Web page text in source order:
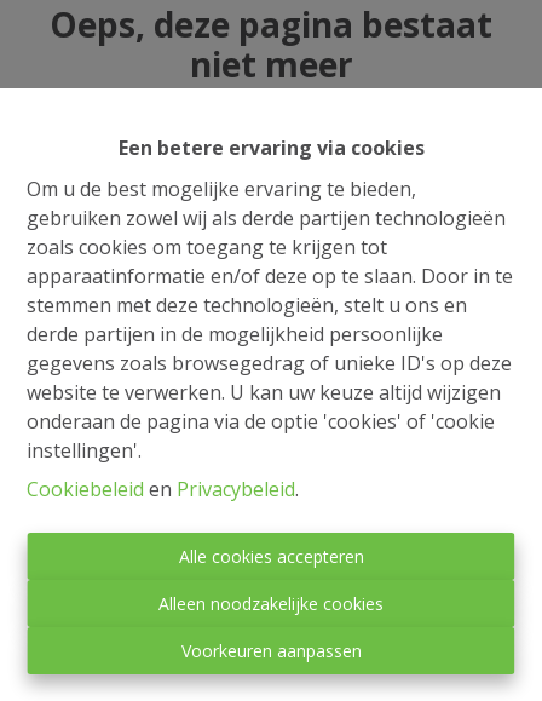
Een betere ervaring via cookies
Om u de best mogelijke ervaring te bieden,
gebruiken zowel wij als derde partijen technologieën
zoals cookies om toegang te krijgen tot
apparaatinformatie en/of deze op te slaan. Door in te
stemmen met deze technologieën, stelt u ons en
derde partijen in de mogelijkheid persoonlijke
gegevens zoals browsegedrag of unieke ID's op deze
website te verwerken. U kan uw keuze altijd wijzigen
onderaan de pagina via de optie 'cookies' of 'cookie
instellingen'.
Cookiebeleid en Privacybeleid.
Alle cookies accepteren
Alleen noodzakelijke cookies
Voorkeuren aanpassen
Oeps, deze pagina bestaat
niet meer
Te koop Te huur
Toezichthoudende autoriteit:
Beroepsinstituut van Vastgoedmakelaars,
Luxemburgstraat 16 B te 1000 Brussel.
Privacy statement-Disclaimer